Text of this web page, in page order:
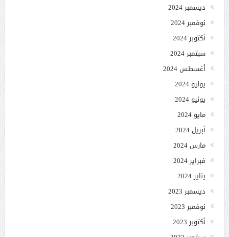
ديسمبر 2024
نوفمبر 2024
أكتوبر 2024
سبتمبر 2024
أغسطس 2024
يوليو 2024
يونيو 2024
مايو 2024
أبريل 2024
مارس 2024
فبراير 2024
يناير 2024
ديسمبر 2023
نوفمبر 2023
أكتوبر 2023